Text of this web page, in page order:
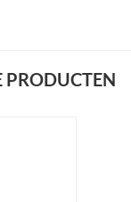
PRODUCTEN